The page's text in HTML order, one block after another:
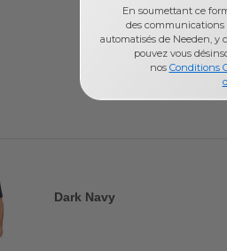
Dark Navy
En soumettant ce
des communications
automatisés de Needen, y
pouvez vous
nos Conditions